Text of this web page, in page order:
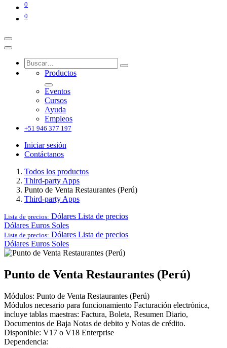
0
0
Productos
Eventos
Cursos
Ayuda
Empleos
+51 946 377 197
Iniciar sesión
Contáctanos
Todos los productos
Third-party Apps
Punto de Venta Restaurantes (Perú)
Third-party Apps
Lista de precios: Dólares Lista de precios
Dólares Euros Soles
Lista de precios: Dólares Lista de precios
Dólares Euros Soles
Punto de Venta Restaurantes (Perú)
Módulos: Punto de Venta Restaurantes (Perú)
Módulos necesario para funcionamiento Facturación electrónica,
incluye tablas maestras: Factura, Boleta, Resumen Diario,
Documentos de Baja Notas de debito y Notas de crédito.
Disponible: V17 o V18 Enterprise
Dependencia: